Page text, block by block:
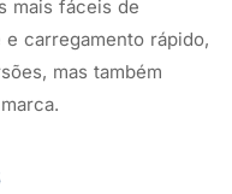
mais fáceis de
carregamento rápido,
mas também